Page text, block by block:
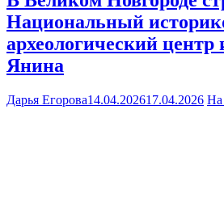
Национальный
археологический
Янина
Дарья Егорова14.04.202617.04.2026 На